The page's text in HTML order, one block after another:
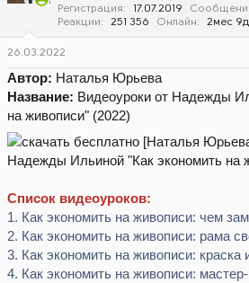
а
л
а
Регистрация 17.07.2019
Реакции
251 356 Онлайн 2мес
26.03.2022
Автор: Наталья Юрьева
Название: Видеоуроки от Надежды
на живописи" (2022)
Список видеоуроков:
1. Как экономить на живописи: чем
2. Как экономить на живописи: рама
3. Как экономить на живописи:
4. Как экономить на живописи: